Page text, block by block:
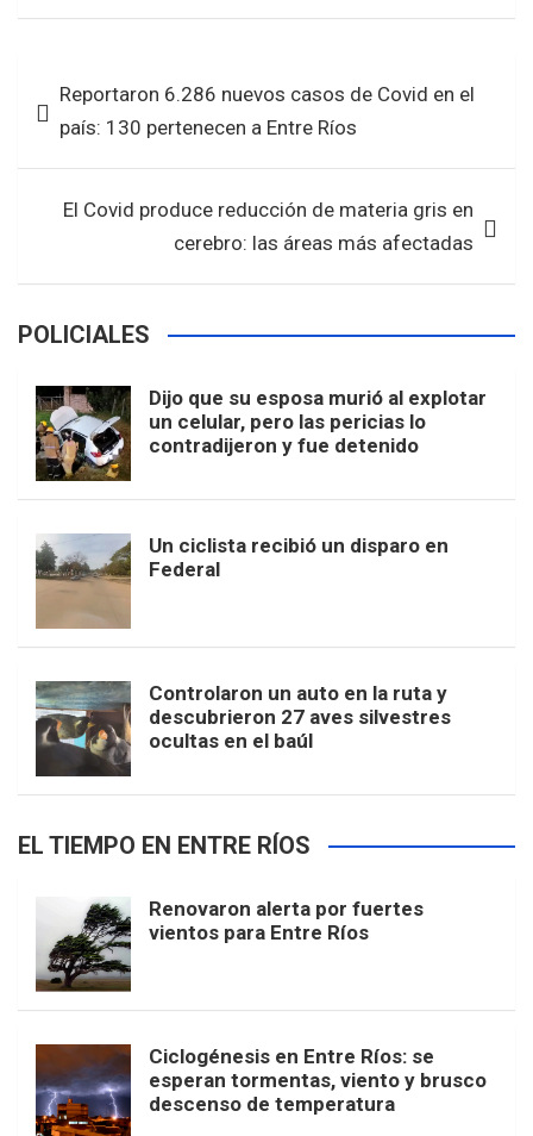
ce
o
o
k
tt at
A
p
p
ar
de
entradas
Reportaron 6.286 nuevos casos de Covid en el
país: 130 pertenecen a Entre Ríos
El Covid produce reducción de materia gris en
cerebro: las áreas más afectadas
POLICIALES
Dijo que su esposa murió al explotar
un celular, pero las pericias lo
contradijeron y fue detenido
Un ciclista recibió un disparo en
Federal
Controlaron un auto en la ruta y
descubrieron 27 aves silvestres
ocultas en el baúl
EL TIEMPO EN ENTRE RÍOS
Renovaron alerta por fuertes
vientos para Entre Ríos
Ciclogénesis en Entre Ríos: se
esperan tormentas, viento y brusco
descenso de temperatura